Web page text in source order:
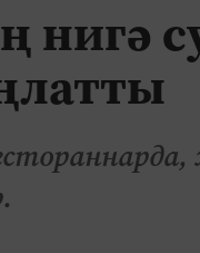
нигә